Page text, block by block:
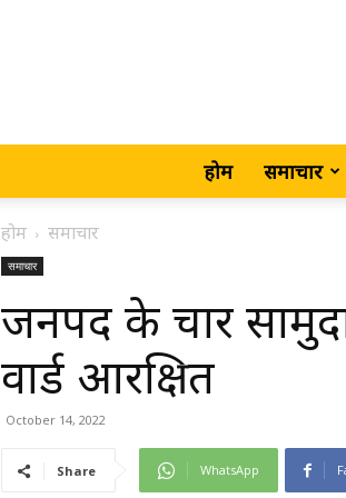
होम समाचार
होम समाचार
समाचार
जनपद के चार
वार्ड आरक्षित
October 14, 2022
Share WhatsApp